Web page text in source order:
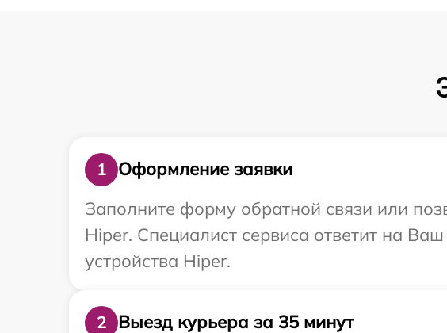
1
Оформление заявки
Заполните форму обратной связи или
Hiper. Специалист сервиса ответит на
устройства Hiper.
2
Выезд курьера за 35 минут